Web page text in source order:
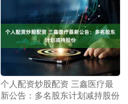
个人配资炒股配资 三鑫医疗最
新公告：多名股东计划减持股份